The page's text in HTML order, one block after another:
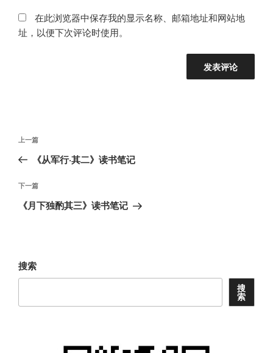
在此浏览器中保存我的显示名称、邮箱地址和网站地
址，以便下次评论时使用。
文
导
航
上
一
文
章
上一篇
《从军行·其二》读书笔记
下
一
下一篇
《月下独酌其三》读书笔记
搜索
搜
索